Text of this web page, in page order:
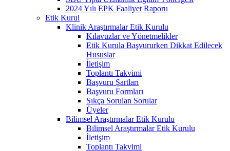
2024 Yılı EPK Faaliyet Raporu
Etik Kurul
Klinik Araştırmalar Etik Kurulu
Kılavuzlar ve Yönetmelikler
Etik Kurula Başvururken Dikkat Edilecek
Hususlar
İletişim
Toplantı Takvimi
Başvuru Şartları
Başvuru Formları
Sıkça Sorulan Sorular
Üyeler
Bilimsel Araştırmalar Etik Kurulu
Bilimsel Araştırmalar Etik Kurulu
İletişim
Toplantı Takvimi